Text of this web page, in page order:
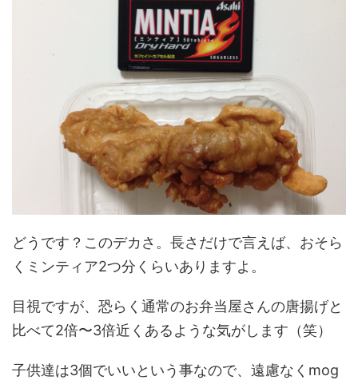
どうです？このデカさ。長さだけで言えば、おそら
くミンティア2つ分くらいありますよ。
目視ですが、恐らく通常のお弁当屋さんの唐揚げと
比べて2倍〜3倍近くあるような気がします（笑）
子供達は3個でいいという事なので、遠慮なくmog